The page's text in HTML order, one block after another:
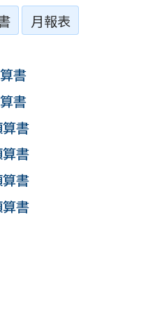
月報表
書
書
書
書
書
書